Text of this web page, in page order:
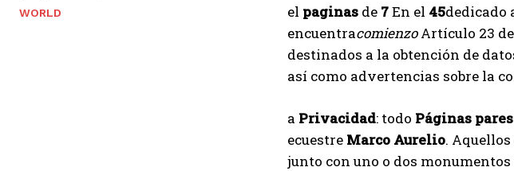
WORLD el paginas de 7En el 45dedicado
encuentracomienzoArtículo 23 de
destinados a la obtención de
así como advertencias sobre la
a Privacidad: todo Páginas
ecuestre Marco Aurelio. Aquellos
junto con uno o dos